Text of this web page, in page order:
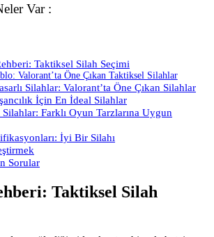
Var :
Taktiksel Silah Seçimi
Valorant’ta Öne Çıkan Taktiksel Silahlar
Silahlar: Valorant’ta Öne Çıkan Silahlar
İçin En İdeal Silahlar
Farklı Oyun Tarzlarına Uygun
İyi Bir Silahı
Sorular
Taktiksel Silah